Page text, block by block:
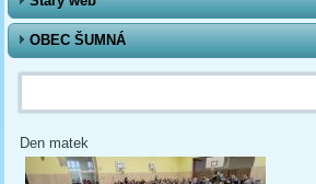
OBEC ŠUMNÁ
Vyhledávání
Den matek